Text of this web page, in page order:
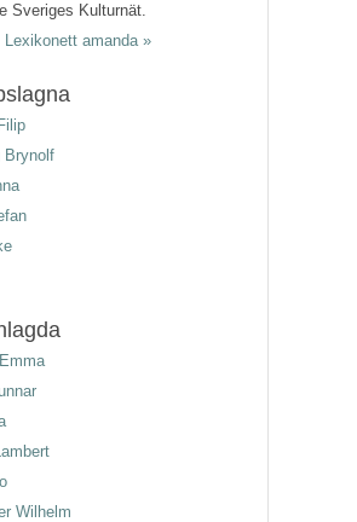
Sveriges Kulturnät.
Lexikonett amanda »
Brynolf
Wilhelm